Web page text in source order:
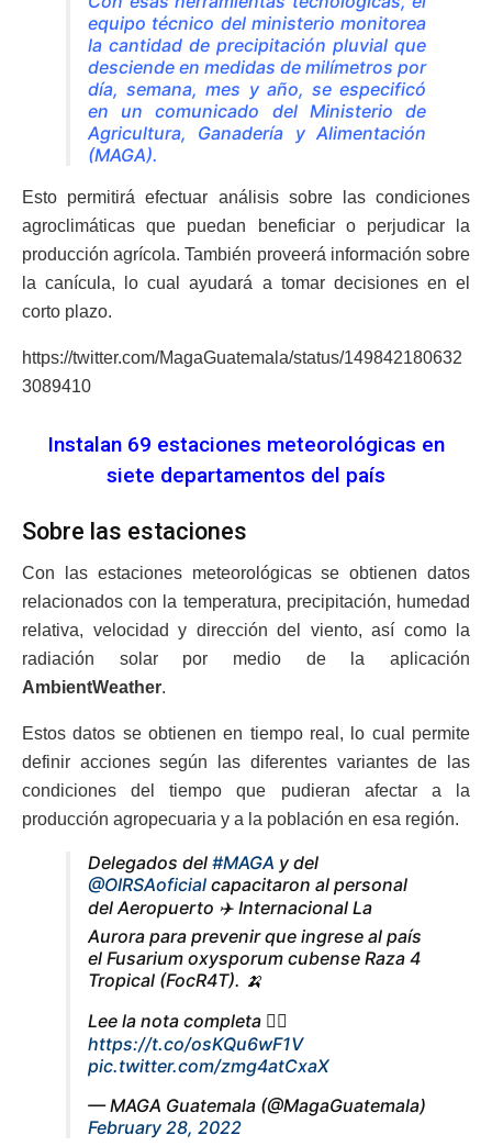
equipo técnico del ministerio monitorea
la cantidad de precipitación pluvial que
desciende en medidas de milímetros por
día, semana, mes y año, se especificó
en un comunicado del Ministerio de
Agricultura, Ganadería y Alimentación
(MAGA).
Esto permitirá efectuar análisis sobre las condiciones
agroclimáticas que puedan beneficiar o perjudicar la
producción agrícola. También proveerá información sobre
la canícula, lo cual ayudará a tomar decisiones en el
corto plazo.
https://twitter.com/MagaGuatemala/status/149842180632
3089410
Instalan 69 estaciones meteorológicas en
siete departamentos del país
Sobre las estaciones
Con las estaciones meteorológicas se obtienen datos
relacionados con la temperatura, precipitación, humedad
relativa, velocidad y dirección del viento, así como la
radiación solar por medio de la aplicación
AmbientWeather.
Estos datos se obtienen en tiempo real, lo cual permite
definir acciones según las diferentes variantes de las
condiciones del tiempo que pudieran afectar a la
producción agropecuaria y a la población en esa región.
Delegados del #MAGA y del
@OIRSAoficial capacitaron al personal
del Aeropuerto ✈️ Internacional La
Aurora para prevenir que ingrese al país
el Fusarium oxysporum cubense Raza 4
Tropical (FocR4T). 🍌
Lee la nota completa 👇🏻
https://t.co/osKQu6wF1V
pic.twitter.com/zmg4atCxaX
— MAGA Guatemala (@MagaGuatemala)
February 28, 2022